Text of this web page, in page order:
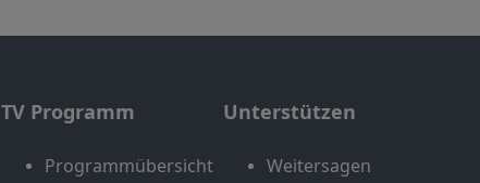
TV Programm
Programmübersicht
Unterstützen
Weitersagen